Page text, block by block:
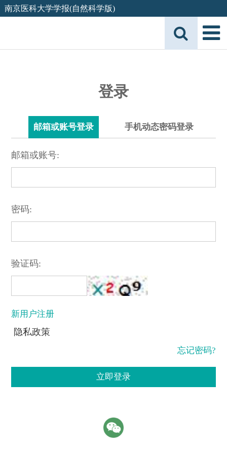
南京医科大学学报(自然科学版)
登录
邮箱或账号登录 手机动态密码登录
邮箱或账号:
密码:
验证码:
新用户注册
隐私政策
忘记密码?
立即登录